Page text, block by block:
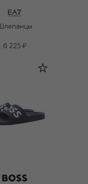
Шлепанцы
6 225 ₽